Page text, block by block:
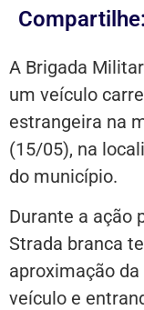
Compartilhe:
A Brigada
um veículo
estrangeira na
(15/05), na
do município.
Durante a ação
Strada branca
aproximação
veículo e